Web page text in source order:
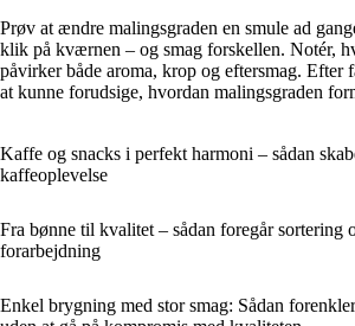
Prøv at ændre malingsgraden en smule ad
klik på kværnen – og smag forskellen. Notér,
påvirker både aroma, krop og eftersmag. Efter
at kunne forudsige, hvordan malingsgraden
Kaffe og snacks i perfekt harmoni – sådan
kaffeoplevelse
Fra bønne til kvalitet – sådan foregår sortering
forarbejdning
Enkel brygning med stor smag: Sådan